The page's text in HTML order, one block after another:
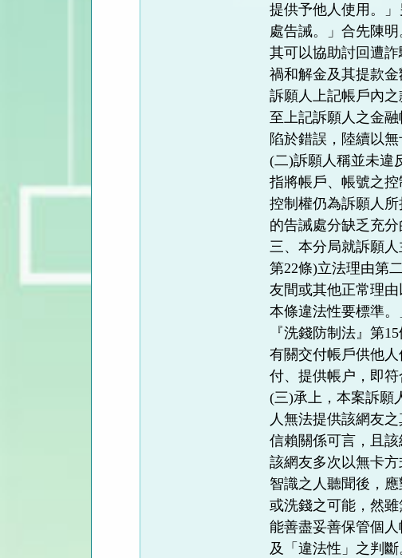
提供予他人使用。
處告誡。」合先陳
其可以協助討回遭
禍和解金及其提款
訴願人上記帳戶內
至上記訴願人之金
陷於錯誤，陸續以
(二)訴願人稱並未違
指將帳戶、帳號之
控制權仍為訴願人
的告誡處分缺乏充分
三、本分局就訴願
第22條)立法理由第
友間或其他正常理
本條違法性要標準
『洗錢防制法』第
有關交付帳戶供他
付、提供帳户，即
(三)承上，本案訴願
人無法提供該網友
信賴關係可言，且
該網友多次以無卡
智識之人聽聞後，
或洗錢之可能，然
能善盡妥善保管個
及「違法性」之判